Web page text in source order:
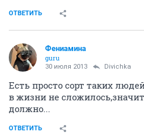
ОТВЕТИТЬ
Фениамина
guru
30 июля 2013 Divichka
Есть просто сорт таких
в жизни не
должно...
ОТВЕТИТЬ